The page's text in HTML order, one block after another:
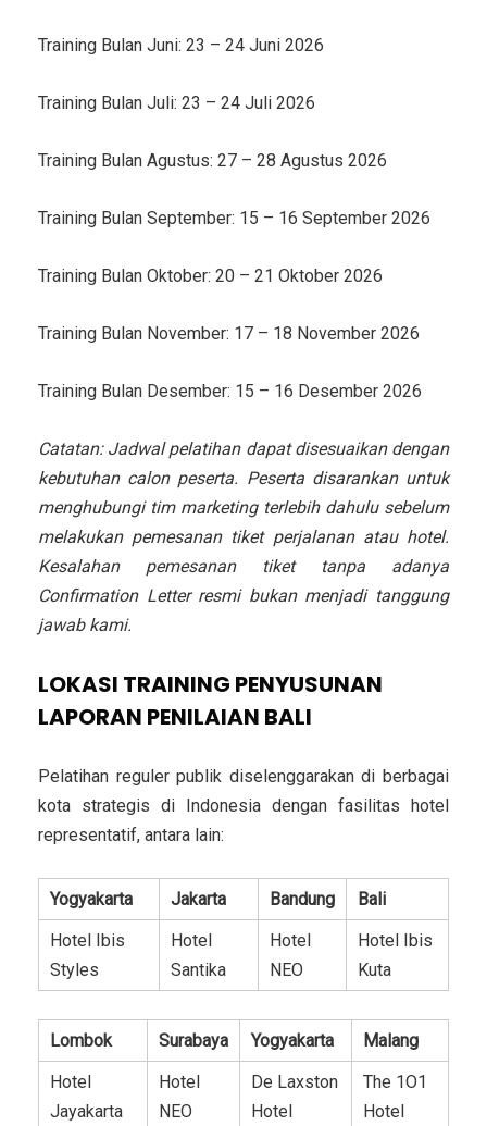
Training Bulan Juni: 23 – 24 Juni 2026
Training Bulan Juli: 23 – 24 Juli 2026
Training Bulan Agustus: 27 – 28 Agustus 2026
Training Bulan September: 15 – 16 September 2026
Training Bulan Oktober: 20 – 21 Oktober 2026
Training Bulan November: 17 – 18 November 2026
Training Bulan Desember: 15 – 16 Desember 2026
Catatan: Jadwal pelatihan dapat disesuaikan dengan
kebutuhan calon peserta. Peserta disarankan untuk
menghubungi tim marketing terlebih dahulu sebelum
melakukan pemesanan tiket perjalanan atau hotel.
Kesalahan pemesanan tiket tanpa adanya
Confirmation Letter resmi bukan menjadi tanggung
jawab kami.
LOKASI TRAINING PENYUSUNAN
LAPORAN PENILAIAN BALI
Pelatihan reguler publik diselenggarakan di berbagai
kota strategis di Indonesia dengan fasilitas hotel
representatif, antara lain:
Yogyakarta Jakarta Bandung
Bali
Hotel Ibis
Styles
Hotel
Santika
Hotel
NEO
Hotel Ibis
Kuta
Lombok Surabaya Yogyakarta
Malang
Hotel
Jayakarta
Hotel
NEO
De Laxston
Hotel
The 1O1
Hotel